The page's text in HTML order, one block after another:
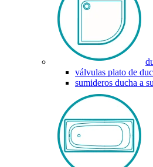
válvulas plato de
sumideros ducha a